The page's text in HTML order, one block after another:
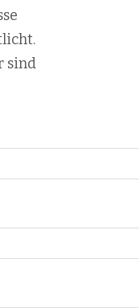
sind